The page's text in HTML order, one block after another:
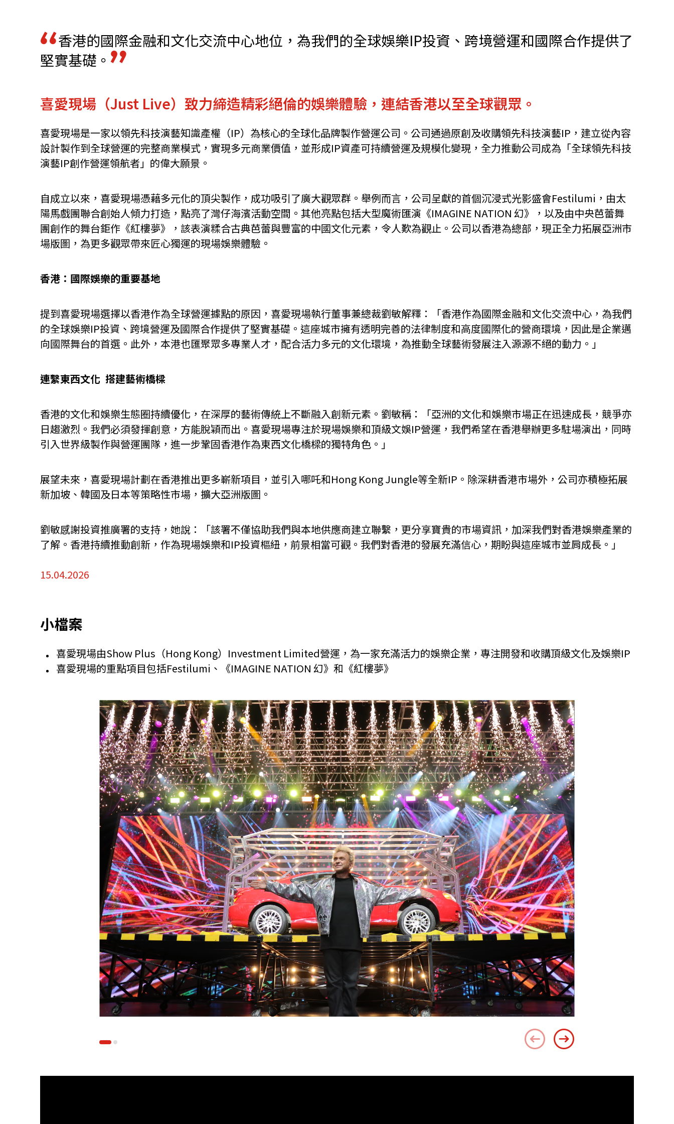
香港家族辦公室 FintechHK 新資本投資者入境計劃 StartmeupHK
香港的國際金融和文化交流中心地位，為我們的全球娛樂IP投資、跨境營運和國際合作提供了
堅實基礎。
喜愛現場（Just Live）致力締造精彩絕倫的娛樂體驗，連結香港以至全球觀眾。
喜愛現場是一家以領先科技演藝知識產權（IP）為核心的全球化品牌製作營運公司。公司通過原創及收購領先科技演藝IP，建立從內容
設計製作到全球營運的完整商業模式，實現多元商業價值，並形成IP資產可持續營運及規模化變現，全力推動公司成為「全球領先科技
演藝IP創作營運領航者」的偉大願景。
自成立以來，喜愛現場憑藉多元化的頂尖製作，成功吸引了廣大觀眾群。舉例而言，公司呈獻的首個沉浸式光影盛會Festilumi，由太
陽馬戲團聯合創始人傾力打造，點亮了灣仔海濱活動空間。其他亮點包括大型魔術匯演《IMAGINE NATION 幻》，以及由中央芭蕾舞
團創作的舞台鉅作《紅樓夢》，該表演糅合古典芭蕾與豐富的中國文化元素，令人歎為觀止。公司以香港為總部，現正全力拓展亞洲市
場版圖，為更多觀眾帶來匠心獨運的現場娛樂體驗。
香港：國際娛樂的重要基地
提到喜愛現場選擇以香港作為全球營運據點的原因，喜愛現場執行董事兼總裁劉敏解釋：「香港作為國際金融和文化交流中心，為我們
的全球娛樂IP投資、跨境營運及國際合作提供了堅實基礎。這座城市擁有透明完善的法律制度和高度國際化的營商環境，因此是企業邁
向國際舞台的首選。此外，本港也匯聚眾多專業人才，配合活力多元的文化環境，為推動全球藝術發展注入源源不絕的動力。」
連繫東西文化 搭建藝術橋樑
香港的文化和娛樂生態圈持續優化，在深厚的藝術傳統上不斷融入創新元素。劉敏稱：「亞洲的文化和娛樂市場正在迅速成長，競爭亦
日趨激烈。我們必須發揮創意，方能脫穎而出。喜愛現場專注於現場娛樂和頂級文娛IP營運，我們希望在香港舉辦更多駐場演出，同時
引入世界級製作與營運團隊，進一步鞏固香港作為東西文化橋樑的獨特角色。」
展望未來，喜愛現場計劃在香港推出更多嶄新項目，並引入哪吒和Hong Kong Jungle等全新IP。除深耕香港市場外，公司亦積極拓展
新加坡、韓國及日本等策略性市場，擴大亞洲版圖。
劉敏感謝投資推廣署的支持，她說：「該署不僅協助我們與本地供應商建立聯繫，更分享寶貴的市場資訊，加深我們對香港娛樂產業的
了解。香港持續推動創新，作為現場娛樂和IP投資樞紐，前景相當可觀。我們對香港的發展充滿信心，期盼與這座城市並肩成長。」
15.04.2026
小檔案
喜愛現場由Show Plus（Hong Kong）Investment Limited營運，為一家充滿活力的娛樂企業，專注開發和收購頂級文化及娛樂IP
喜愛現場的重點項目包括Festilumi、《IMAGINE NATION 幻》和《紅樓夢》